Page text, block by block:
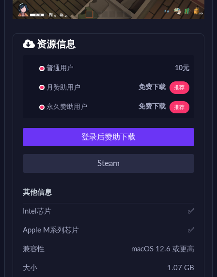
资源信息
普通用户 10元
月赞助用户 免费下载 推荐
永久赞助用户 免费下载 推荐
登录后赞助下载
Steam
其他信息
Intel芯片 ✅
Apple M系列芯片 ✅
兼容性 macOS 12.6 或更高
大小 1.07 GB